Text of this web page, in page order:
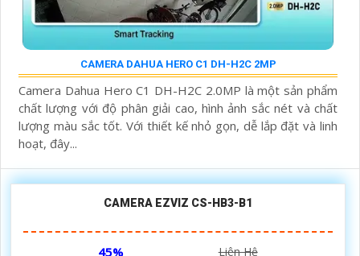
CAMERA DAHUA HERO C1 DH-H2C 2MP
Camera Dahua Hero C1 DH-H2C 2.0MP là một sản phẩm
chất lượng với độ phân giải cao, hình ảnh sắc nét và chất
lượng màu sắc tốt. Với thiết kế nhỏ gọn, dễ lắp đặt và linh
hoạt, đây...
CAMERA EZVIZ CS-HB3-B1
45% Liên Hệ